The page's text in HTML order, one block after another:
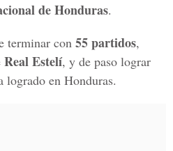
de Honduras.
terminar con 55 partidos,
Real Estelí, y de paso lograr
logrado en Honduras.